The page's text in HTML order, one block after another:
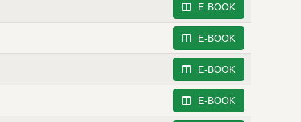
E-BOOK
E-BOOK
E-BOOK
E-BOOK